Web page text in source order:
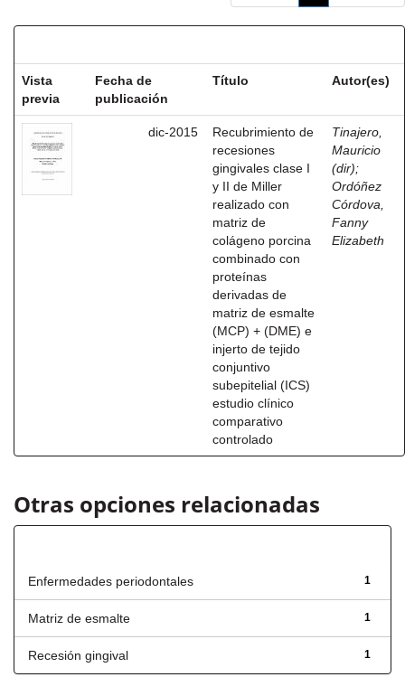
Vista
previa
Fecha de
publicación
Título Autor(es)
dic-2015
Recubrimiento de
recesiones
gingivales clase I
y II de Miller
realizado con
matriz de
colágeno porcina
combinado con
proteínas
derivadas de
matriz de esmalte
(MCP) + (DME) e
injerto de tejido
conjuntivo
subepitelial (ICS)
estudio clínico
comparativo
controlado
Tinajero,
Mauricio
(dir);
Ordóñez
Córdova,
Fanny
Elizabeth
Otras opciones relacionadas
1
Enfermedades periodontales
1
Matriz de esmalte
1
Recesión gingival